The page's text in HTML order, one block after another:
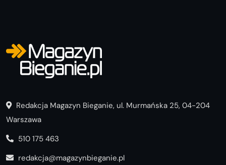
Redakcja Magazyn Bieganie, ul. Murmańska 25, 04-204
Warszawa
510 175 463
redakcja@magazynbieganie.pl